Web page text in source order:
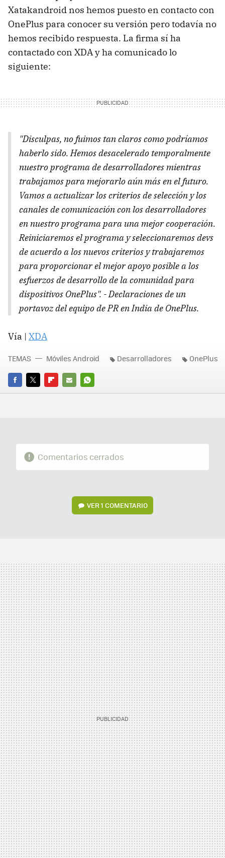
Xatakandroid nos hemos puesto en contacto con
OnePlus para conocer su versión pero todavía no
hemos recibido respuesta. La firma sí ha
contactado con XDA y ha comunicado lo
siguiente:
"Disculpas, no fuimos tan claros como podríamos
haberlo sido. Hemos desacelerado temporalmente
nuestro programa de desarrolladores mientras
trabajamos para mejorarlo aún más en el futuro.
Vamos a actualizar los criterios de selección y los
canales de comunicación con los desarrolladores
en nuestro programa para una mejor cooperación.
Reiniciaremos el programa y seleccionaremosdevs
de acuerdo a los nuevos criterios y trabajaremos
para proporcionar el mejor apoyo posible a los
esfuerzos de desarrollo de la comunidad para
dispositivos OnePlus". - Declaraciones de un
portavoz del equipo de PR en India de OnePlus.
Vía | XDA
FACEBOOK
TWITTERFLIPBOARD
E-
WHATSAPP
TEMAS Móviles Android Desarrolladores OnePlus
Comentarios cerrados
VER1 COMENTARIO